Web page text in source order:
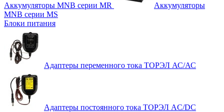
Аккумуляторы MNB серии MR
Аккумуляторы
MNB серии MS
Блоки питания
Адаптеры переменного тока ТОРЭЛ АС/АС
Адаптеры постоянного тока ТОРЭЛ AC/DC